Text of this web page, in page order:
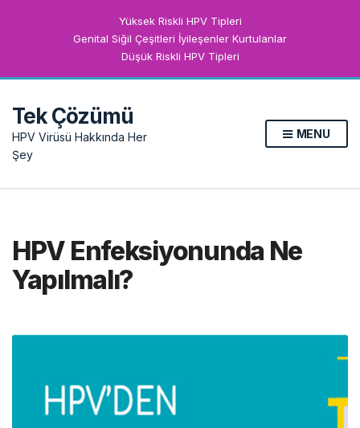
Yüksek Riskli HPV Tipleri
Genital Siğil Çeşitleri İyileşenler Kurtulanlar
Düşük Riskli HPV Tipleri
Tek Çözümü
HPV Virüsü Hakkında Her
Şey
MENU
HPV Enfeksiyonunda Ne
Yapılmalı?